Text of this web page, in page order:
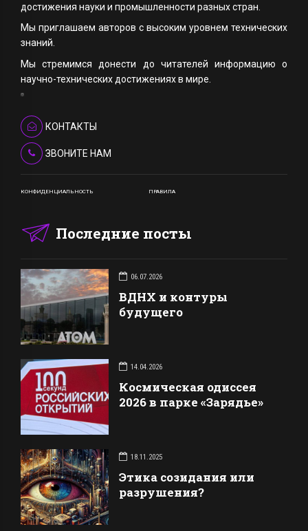
достижения науки и промышленности разных стран.
Мы приглашаем авторов с высоким уровнем технических
знаний.
Мы стремимся донести до читателей информацию о
научно-технических достижениях в мире.
КОНТАКТЫ
ЗВОНИТЕ НАМ
КОНФИДЕНЦИАЛЬНОСТЬ ПРАВИЛА
Последние посты
06.07.2026
ВДНХ и контуры
будущего
14.04.2026
Космическая одиссея
2026 в парке «Зарядье»
18.11.2025
Этика созидания или
разрушения?